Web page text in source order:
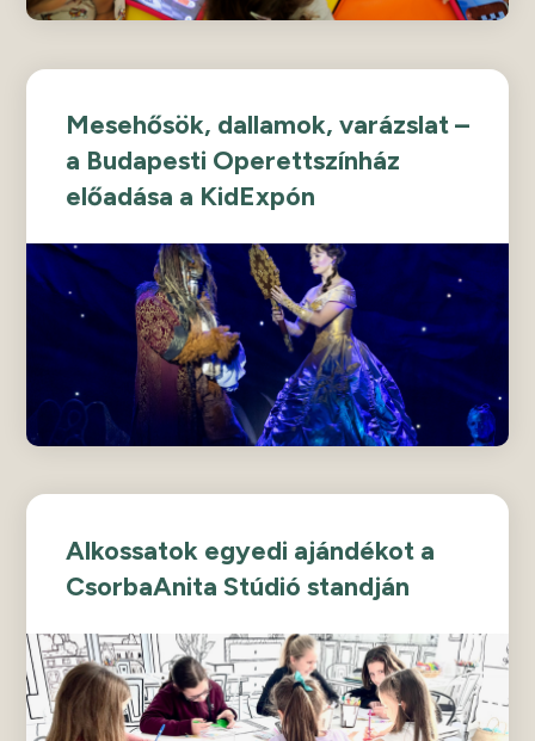
Mesehősök, dallamok, varázslat –
a Budapesti Operettszínház
előadása a KidExpón
Alkossatok egyedi ajándékot a
CsorbaAnita Stúdió standján